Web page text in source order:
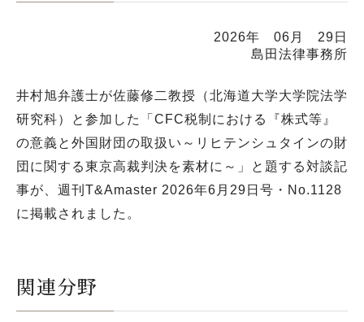
2026年 06月 29日
島田法律事務所
井村旭弁護士が佐藤修二教授（北海道大学大学院法学
研究科）と参加した「CFC税制における『株式等』
の意義と外国財団の取扱い～リヒテンシュタインの財
団に関する東京高裁判決を素材に～」と題する対談記
事が、週刊T&Amaster 2026年6月29日号・No.1128
に掲載されました。
関連分野